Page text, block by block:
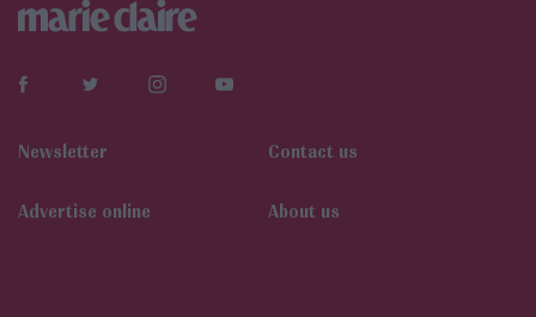
Newsletter Contact us
Αdvertise online About us